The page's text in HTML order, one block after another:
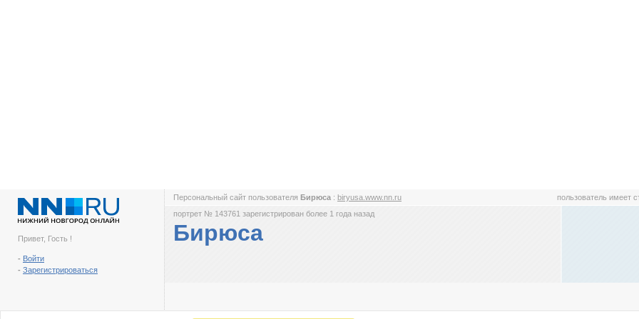
Привет, Гость !
- Войти
- Зарегистрироваться
Персональный сайт пользователя Бирюса : biryusa.www.nn.ru пользователь имеет
портрет № 143761 зарегистрирован более 1 года назад
Бирюса